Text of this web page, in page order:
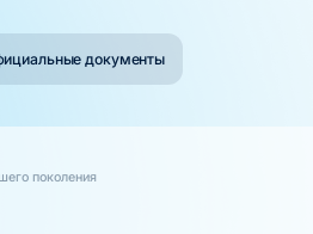
документы
поколения